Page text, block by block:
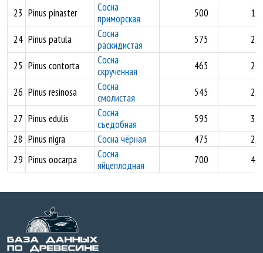
23 Pinus pinaster
Сосна
приморская
500
24 Pinus patula
Сосна
раскидистая
575
25 Pinus contorta
Сосна
скрученная
465
26 Pinus resinosa
Сосна
смолистая
545
27 Pinus edulis
Сосна
съедобная
595
28 Pinus nigra Сосна чёрная 475
29 Pinus oocarpa
Сосна
яйцеплодная
700